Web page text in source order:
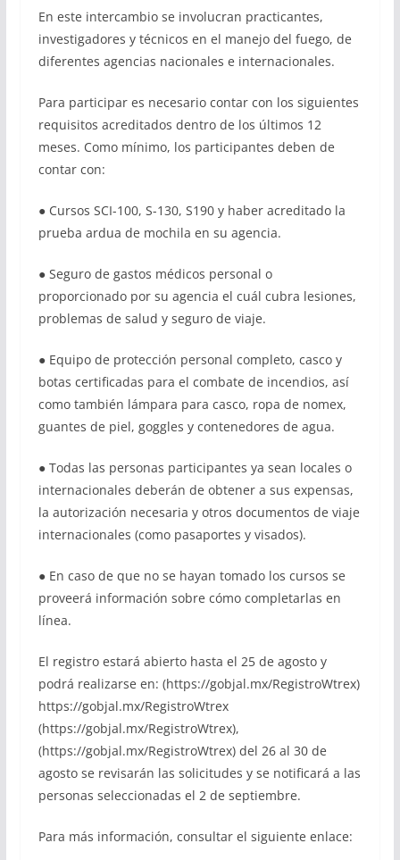
En este intercambio se involucran practicantes,
investigadores y técnicos en el manejo del fuego, de
diferentes agencias nacionales e internacionales.
Para participar es necesario contar con los siguientes
requisitos acreditados dentro de los últimos 12
meses. Como mínimo, los participantes deben de
contar con:
● Cursos SCI-100, S-130, S190 y haber acreditado la
prueba ardua de mochila en su agencia.
● Seguro de gastos médicos personal o
proporcionado por su agencia el cuál cubra lesiones,
problemas de salud y seguro de viaje.
● Equipo de protección personal completo, casco y
botas certificadas para el combate de incendios, así
como también lámpara para casco, ropa de nomex,
guantes de piel, goggles y contenedores de agua.
● Todas las personas participantes ya sean locales o
internacionales deberán de obtener a sus expensas,
la autorización necesaria y otros documentos de viaje
internacionales (como pasaportes y visados).
● En caso de que no se hayan tomado los cursos se
proveerá información sobre cómo completarlas en
línea.
El registro estará abierto hasta el 25 de agosto y
podrá realizarse en: (https://gobjal.mx/RegistroWtrex)
https://gobjal.mx/RegistroWtrex
(https://gobjal.mx/RegistroWtrex),
(https://gobjal.mx/RegistroWtrex) del 26 al 30 de
agosto se revisarán las solicitudes y se notificará a las
personas seleccionadas el 2 de septiembre.
Para más información, consultar el siguiente enlace: